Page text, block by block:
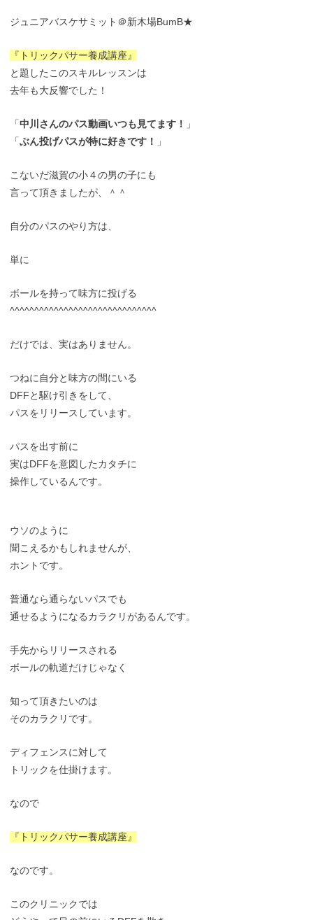
ジュニアバスケサミット＠新木場BumB★
『トリックパサー養成講座』
と題したこのスキルレッスンは
去年も大反響でした！
「中川さんのパス動画いつも見てます！
」
「ぶん投げパスが特に好きです！ 」
こないだ滋賀の小４の男の子にも
言って頂きましたが、＾＾
自分のパスのやり方は、
単に
ボールを持って味方に投げる
^^^^^^^^^^^^^^^^^^^^^^^^^^^^^^
だけでは、実はありません。
つねに自分と味方の間にいる
DFFと駆け引きをして、
パスをリリースしています。
パスを出す前に
実はDFFを意図したカタチに
操作しているんです。
ウソのように
聞こえるかもしれませんが、
ホントです。
普通なら通らないパスでも
通せるようになるカラクリがあるんです。
手先からリリースされる
ボールの軌道だけじゃなく
知って頂きたいのは
そのカラクリです。
ディフェンスに対して
トリックを仕掛けます。
なので
『トリックパサー養成講座』
なのです。
このクリニックでは